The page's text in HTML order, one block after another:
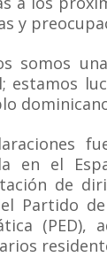
y
somos
estamos
en el
de
Partido
(PED),